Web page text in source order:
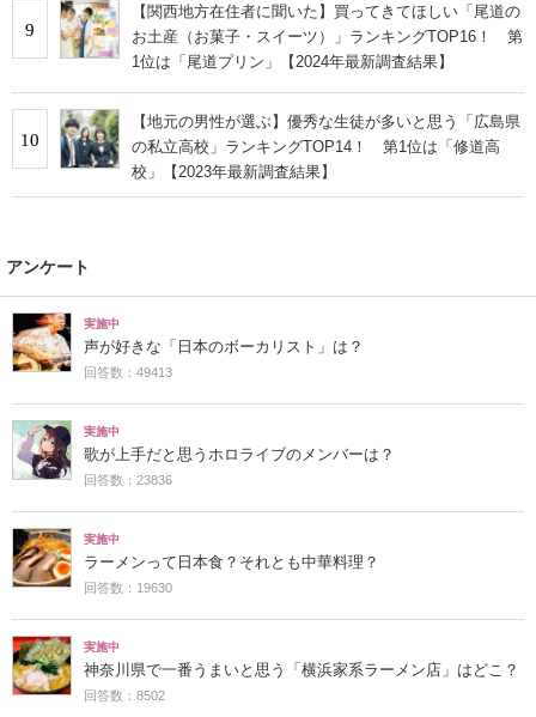
9
【関西地方在住者に聞いた】買ってきてほしい「尾道の
お土産（お菓子・スイーツ）」ランキングTOP16！ 第
1位は「尾道プリン」【2024年最新調査結果】
10
【地元の男性が選ぶ】優秀な生徒が多いと思う「広島県
の私立高校」ランキングTOP14！ 第1位は「修道高
校」【2023年最新調査結果】
アンケート
実施中
声が好きな「日本のボーカリスト」は？
回答数：49413
実施中
歌が上手だと思うホロライブのメンバーは？
回答数：23836
実施中
ラーメンって日本食？それとも中華料理？
回答数：19630
実施中
神奈川県で一番うまいと思う「横浜家系ラーメン店」はどこ？
回答数：8502